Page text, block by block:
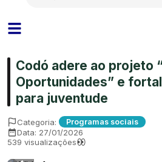
Codó adere ao projeto
Oportunidades” e
para juventude
Categoria: Programas sociais
Data: 27/01/2026
539 visualizações